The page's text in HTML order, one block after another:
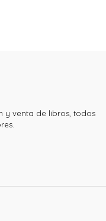
y venta de libros, todos